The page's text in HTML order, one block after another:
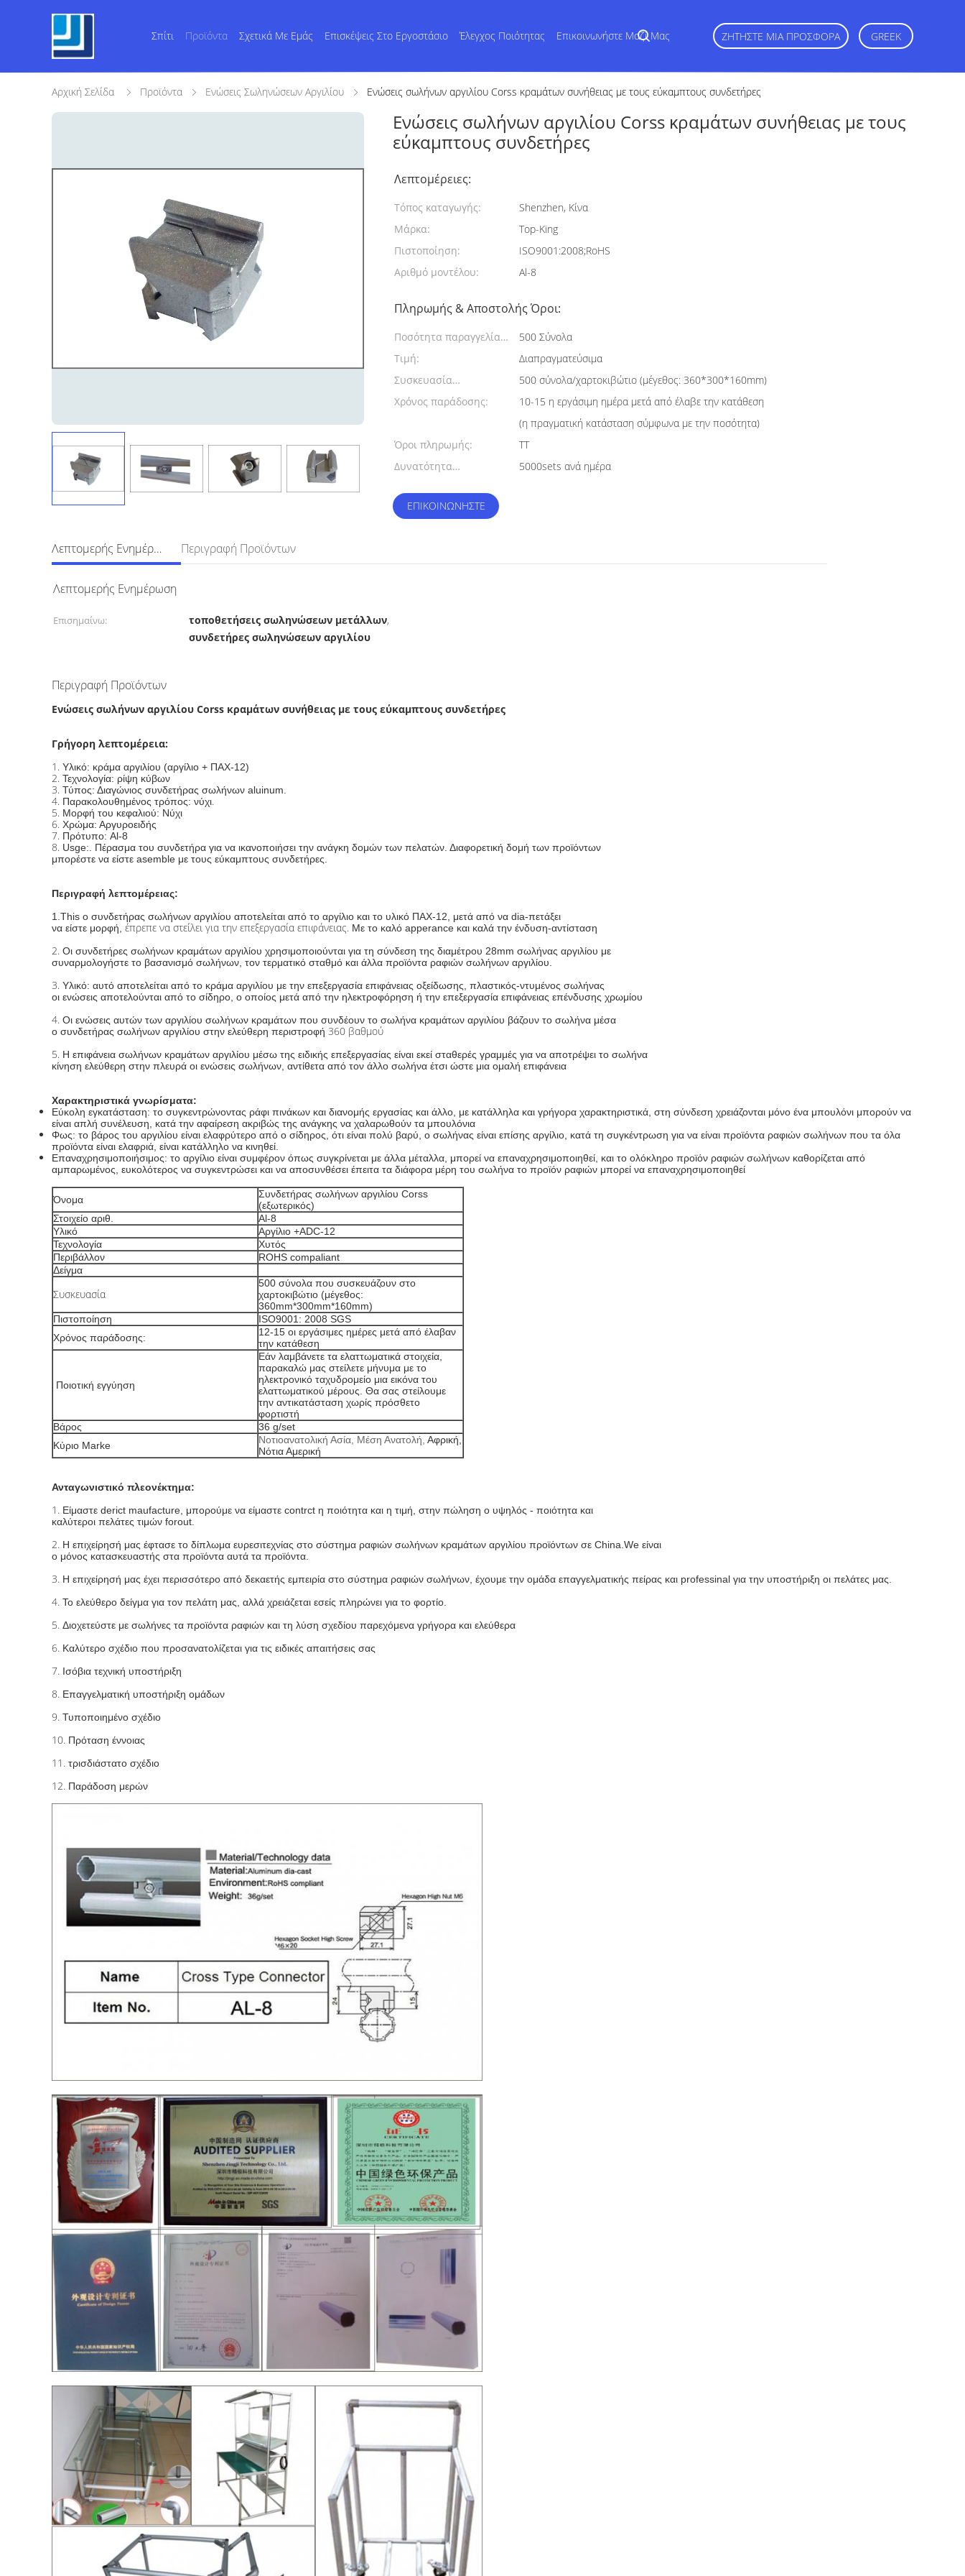
Σπίτι Προϊόντα Σχετικά Με Εμάς Επισκέψεις Στο Εργοστάσιο Έλεγχος Ποιότητας Επικοινωνήστε Μαζί Μας ΖΗΤΉΣΤΕ ΜΙΑ ΠΡΟΣΦΟΡΆ GREEK
Αρχική Σελίδα Προϊόντα Ενώσεις Σωληνώσεων Αργιλίου Ενώσεις σωλήνων αργιλίου Corss κραμάτων συνήθειας με τους εύκαμπτους συνδετήρες
Ενώσεις σωλήνων αργιλίου Corss κραμάτων συνήθειας με τους
εύκαμπτους συνδετήρες
Λεπτομέρειες:
Τόπος καταγωγής:
Shenzhen, Κίνα
Μάρκα:
Top-King
Πιστοποίηση:
ISO9001:2008;RoHS
Αριθμό μοντέλου:
Al-8
Πληρωμής & Αποστολής Όροι:
Ποσότητα παραγγελίας
min:
500 Σύνολα
Τιμή:
Διαπραγματεύσιμα
Συσκευασία
λεπτομέρειες:
500 σύνολα/χαρτοκιβώτιο (μέγεθος: 360*300*160mm)
Χρόνος παράδοσης:
10-15 η εργάσιμη ημέρα μετά από έλαβε την κατάθεση
(η πραγματική κατάσταση σύμφωνα με την ποσότητα)
Όροι πληρωμής:
TT
Δυνατότητα
5000sets ανά ημέρα
ΕΠΙΚΟΙΝΩΝΉΣΤΕ
Λεπτομερής Ενημέρωση Περιγραφή Προϊόντων
Λεπτομερής Ενημέρωση
Επισημαίνω: τοποθετήσεις σωληνώσεων μετάλλων,
συνδετήρες σωληνώσεων αργιλίου
Περιγραφή Προϊόντων
Ενώσεις σωλήνων αργιλίου Corss κραμάτων συνήθειας με τους εύκαμπτους συνδετήρες
Γρήγορη λεπτομέρεια:
1. Υλικό: κράμα αργιλίου (αργίλιο + ΠΑΧ-12)
2. Τεχνολογία: ρίψη κύβων
3. Τύπος: Διαγώνιος συνδετήρας σωλήνων aluinum.
4. Παρακολουθημένος τρόπος: νύχι.
5. Μορφή του κεφαλιού: Νύχι
6. Χρώμα: Αργυροειδής
7. Πρότυπο: Al-8
8. Usge: . Πέρασμα του συνδετήρα για να ικανοποιήσει την ανάγκη δομών των πελατών. Διαφορετική δομή των προϊόντων
μπορέστε να είστε asemble με τους εύκαμπτους συνδετήρες.
Περιγραφή λεπτομέρειας:
1.This ο συνδετήρας σωλήνων αργιλίου αποτελείται από το αργίλιο και το υλικό ΠΑΧ-12, μετά από να dia-πετάξει
να είστε μορφή, έπρεπε να στείλει για την επεξεργασία επιφάνειας. Με το καλό apperance και καλά την ένδυση-αντίσταση
2. Οι συνδετήρες σωλήνων κραμάτων αργιλίου χρησιμοποιούνται για τη σύνδεση της διαμέτρου 28mm σωλήνας αργιλίου με
συναρμολογήστε το βασανισμό σωλήνων, τον τερματικό σταθμό και άλλα προϊόντα ραφιών σωλήνων αργιλίου.
3. Υλικό: αυτό αποτελείται από το κράμα αργιλίου με την επεξεργασία επιφάνειας οξείδωσης, πλαστικός-ντυμένος σωλήνας
οι ενώσεις αποτελούνται από το σίδηρο, ο οποίος μετά από την ηλεκτροφόρηση ή την επεξεργασία επιφάνειας επένδυσης χρωμίου
4. Οι ενώσεις αυτών των αργιλίου σωλήνων κραμάτων που συνδέουν το σωλήνα κραμάτων αργιλίου βάζουν το σωλήνα μέσα
ο συνδετήρας σωλήνων αργιλίου στην ελεύθερη περιστροφή 360 βαθμού
5. Η επιφάνεια σωλήνων κραμάτων αργιλίου μέσω της ειδικής επεξεργασίας είναι εκεί σταθερές γραμμές για να αποτρέψει το σωλήνα
κίνηση ελεύθερη στην πλευρά οι ενώσεις σωλήνων, αντίθετα από τον άλλο σωλήνα έτσι ώστε μια ομαλή επιφάνεια
Χαρακτηριστικά γνωρίσματα:
Εύκολη εγκατάσταση: το συγκεντρώνοντας ράφι πινάκων και διανομής εργασίας και άλλο, με κατάλληλα και γρήγορα χαρακτηριστικά, στη σύνδεση χρειάζονται μόνο ένα μπουλόνι μπορούν να
είναι απλή συνέλευση, κατά την αφαίρεση ακριβώς της ανάγκης να χαλαρωθούν τα μπουλόνια
Φως: το βάρος του αργιλίου είναι ελαφρύτερο από ο σίδηρος, ότι είναι πολύ βαρύ, ο σωλήνας είναι επίσης αργίλιο, κατά τη συγκέντρωση για να είναι προϊόντα ραφιών σωλήνων που τα όλα
προϊόντα είναι ελαφριά, είναι κατάλληλο να κινηθεί.
Επαναχρησιμοποιήσιμος: το αργίλιο είναι συμφέρον όπως συγκρίνεται με άλλα μέταλλα, μπορεί να επαναχρησιμοποιηθεί, και το ολόκληρο προϊόν ραφιών σωλήνων καθορίζεται από
αμπαρωμένος, ευκολότερος να συγκεντρώσει και να αποσυνθέσει έπειτα τα διάφορα μέρη του σωλήνα το προϊόν ραφιών μπορεί να επαναχρησιμοποιηθεί
Όνομα
Συνδετήρας σωλήνων αργιλίου Corss
(εξωτερικός)
Στοιχείο αριθ.
Al-8
Υλικό
Αργίλιο +ADC-12
Τεχνολογία
Χυτός
Περιβάλλον
ROHS compaliant
Δείγμα
Συσκευασία
500 σύνολα που συσκευάζουν στο
χαρτοκιβώτιο (μέγεθος:
360mm*300mm*160mm)
Πιστοποίηση
ISO9001: 2008 SGS
Χρόνος παράδοσης:
12-15 οι εργάσιμες ημέρες μετά από έλαβαν
την κατάθεση
Ποιοτική εγγύηση
Εάν λαμβάνετε τα ελαττωματικά στοιχεία,
παρακαλώ μας στείλετε μήνυμα με το
ηλεκτρονικό ταχυδρομείο μια εικόνα του
ελαττωματικού μέρους. Θα σας στείλουμε
την αντικατάσταση χωρίς πρόσθετο
φορτιστή
Βάρος
36 g/set
Κύριο Marke
Νοτιοανατολική Ασία, Μέση Ανατολή, Αφρική,
Νότια Αμερική
Ανταγωνιστικό πλεονέκτημα:
1. Είμαστε derict maufacture, μπορούμε να είμαστε contrct η ποιότητα και η τιμή, στην πώληση ο υψηλός - ποιότητα και
καλύτεροι πελάτες τιμών forout.
2. Η επιχείρησή μας έφτασε το δίπλωμα ευρεσιτεχνίας στο σύστημα ραφιών σωλήνων κραμάτων αργιλίου προϊόντων σε China.We είναι
ο μόνος κατασκευαστής στα προϊόντα αυτά τα προϊόντα.
3. Η επιχείρησή μας έχει περισσότερο από δεκαετής εμπειρία στο σύστημα ραφιών σωλήνων, έχουμε την ομάδα επαγγελματικής πείρας και professinal για την υποστήριξη οι πελάτες μας.
4. Το ελεύθερο δείγμα για τον πελάτη μας, αλλά χρειάζεται εσείς πληρώνει για το φορτίο.
5. Διοχετεύστε με σωλήνες τα προϊόντα ραφιών και τη λύση σχεδίου παρεχόμενα γρήγορα και ελεύθερα
6. Καλύτερο σχέδιο που προσανατολίζεται για τις ειδικές απαιτήσεις σας
7. Ισόβια τεχνική υποστήριξη
8. Επαγγελματική υποστήριξη ομάδων
9. Τυποποιημένο σχέδιο
10. Πρόταση έννοιας
11. τρισδιάστατο σχέδιο
12. Παράδοση μερών